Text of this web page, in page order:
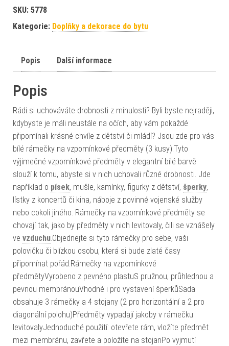
SKU: 5778
Kategorie: Doplňky a dekorace do bytu
Popis Další informace
Popis
Rádi si uchováváte drobnosti z minulosti? Byli byste nejraději,
kdybyste je máli neustále na očích, aby vám pokaždé
připomínali krásné chvíle z dětství či mládí? Jsou zde pro vás
bílé rámečky na vzpomínkové předměty (3 kusy).Tyto
výjimečné vzpomínkové předměty v elegantní bílé barvě
slouží k tomu, abyste si v nich uchovali různé drobnosti. Jde
například o písek, mušle, kamínky, figurky z dětství, šperky,
lístky z koncertů či kina, náboje z povinné vojenské služby
nebo cokoli jiného. Rámečky na vzpomínkové předměty se
chovají tak, jako by předměty v nich levitovaly, čili se vznášely
ve vzduchu.Objednejte si tyto rámečky pro sebe, vaši
polovičku či blízkou osobu, která si bude zlaté časy
připomínat pořád.Rámečky na vzpomínkové
předmětyVyrobeno z pevného plastuS pružnou, průhlednou a
pevnou membránouVhodné i pro vystavení šperkůSada
obsahuje 3 rámečky a 4 stojany (2 pro horizontální a 2 pro
diagonální polohu)Předměty vypadají jakoby v rámečku
levitovalyJednoduché použití: otevřete rám, vložíte předmět
mezi membránu, zavřete a položíte na stojanPo vyjmutí